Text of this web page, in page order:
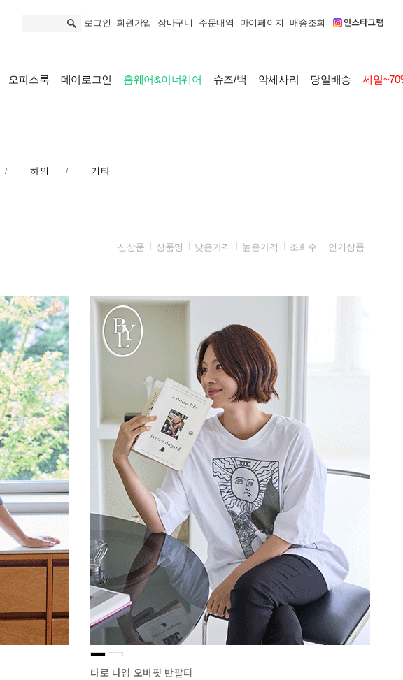
로그인 회원가입 장바구니 주문내역 마이페이지 배송조회
오피스룩 데이로그인 홈웨어&이너웨어 슈즈/백 악세사리 당일배송 세일
/ 하의 / 기타
신상품 상품명 낮은가격 높은가격 조회수 인기상품
타로 나염 오버핏 반팔티